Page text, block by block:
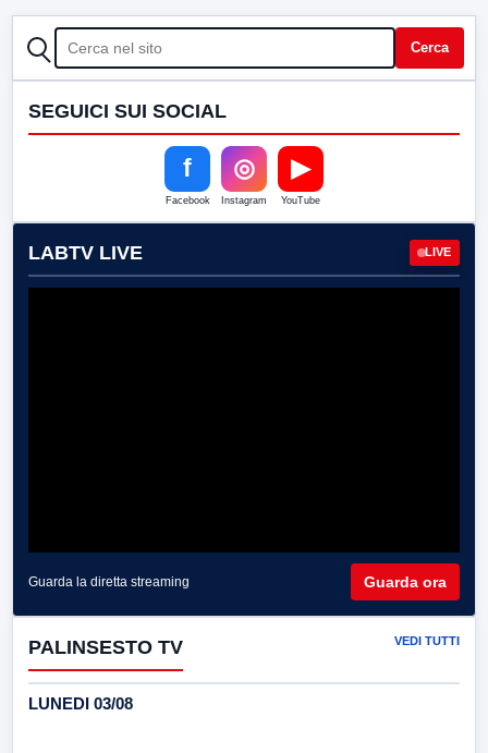
CERCA Cerca
SEGUICI SUI SOCIAL
f
Facebook
◎
Instagram
▶
YouTube
LABTV LIVE LIVE
Guarda la diretta streaming Guarda ora
PALINSESTO TV VEDI TUTTI
LUNEDI 03/08